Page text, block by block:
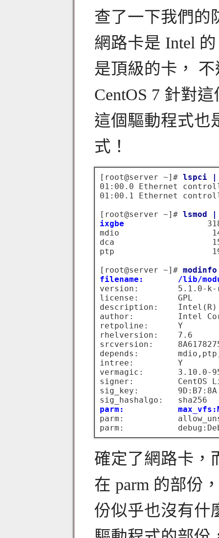
查了一下我們的
網路卡是 Intel
是頂級的卡，
CentOS 7 針對
這個驅動程式也
式！
[root@server ~]# lspci |
01:00.0 Ethernet
01:00.1 Ethernet
[root@server ~]# lsmod
ixgbe
mdio
dca
ptp
[root@server ~]#
filename:       /lib/
version:        5.1.0-k-
license:        GPL
description:    Intel(R)
author:         Intel
retpoline:      Y
rhelversion:    7.6
srcversion:
depends:
intree:         Y
vermagic:       3.10.0-
signer:         CentOS
sig_key:
parm:
parm:
確定了網路卡，
在 parm 的部份
份似乎也沒有什